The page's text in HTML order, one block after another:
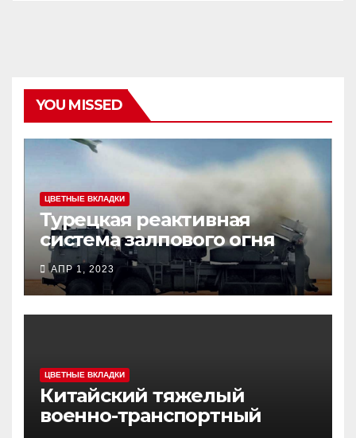
YOU MISSED
ЦВЕТНЫЕ ВКЛАДКИ
Турецкая реактивная
система залпового огня
MCL (Multi-Caliber Launcher)
АПР 1, 2023
ЦВЕТНЫЕ ВКЛАДКИ
Китайский тяжелый
военно-транспортный